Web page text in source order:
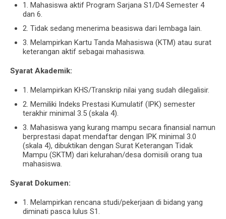
1. Mahasiswa aktif Program Sarjana S1/D4 Semester 4
dan 6.
2. Tidak sedang menerima beasiswa dari lembaga lain.
3. Melampirkan Kartu Tanda Mahasiswa (KTM) atau surat
keterangan aktif sebagai mahasiswa.
Syarat Akademik:
1. Melampirkan KHS/Transkrip nilai yang sudah dilegalisir.
2. Memiliki Indeks Prestasi Kumulatif (IPK) semester
terakhir minimal 3.5 (skala 4).
3. Mahasiswa yang kurang mampu secara finansial namun
berprestasi dapat mendaftar dengan IPK minimal 3.0
(skala 4), dibuktikan dengan Surat Keterangan Tidak
Mampu (SKTM) dari kelurahan/desa domisili orang tua
mahasiswa.
Syarat Dokumen:
1. Melampirkan rencana studi/pekerjaan di bidang yang
diminati pasca lulus S1.